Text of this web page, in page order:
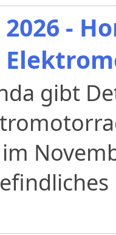
2026 -
gibt
im